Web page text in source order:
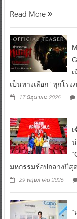
Read More
เป็นทางเลือก” ทุกโร
17 มิถุนายน 2026
น่
มหกรรมช้อปกลางปีสุ
29 พฤษภาคม 2026
“